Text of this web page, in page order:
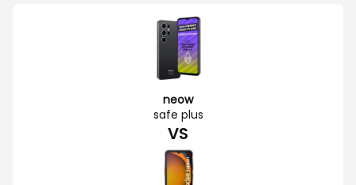
neow
safe plus
VS